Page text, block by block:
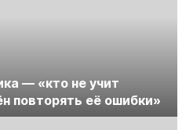
— «кто не учит
повторять её ошибки»